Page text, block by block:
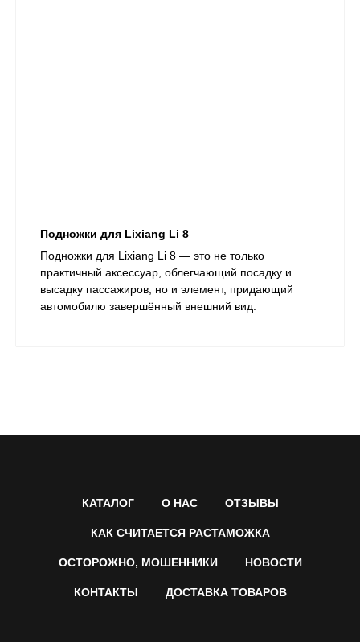
Подножки для Lixiang Li 8
​Подножки для Lixiang Li 8 — это не только
практичный аксессуар, облегчающий посадку и
высадку пассажиров, но и элемент, придающий
автомобилю завершённый внешний вид.​
КАТАЛОГ О НАС ОТЗЫВЫ
КАК СЧИТАЕТСЯ РАСТАМОЖКА
ОСТОРОЖНО, МОШЕННИКИ НОВОСТИ
КОНТАКТЫ ДОСТАВКА ТОВАРОВ